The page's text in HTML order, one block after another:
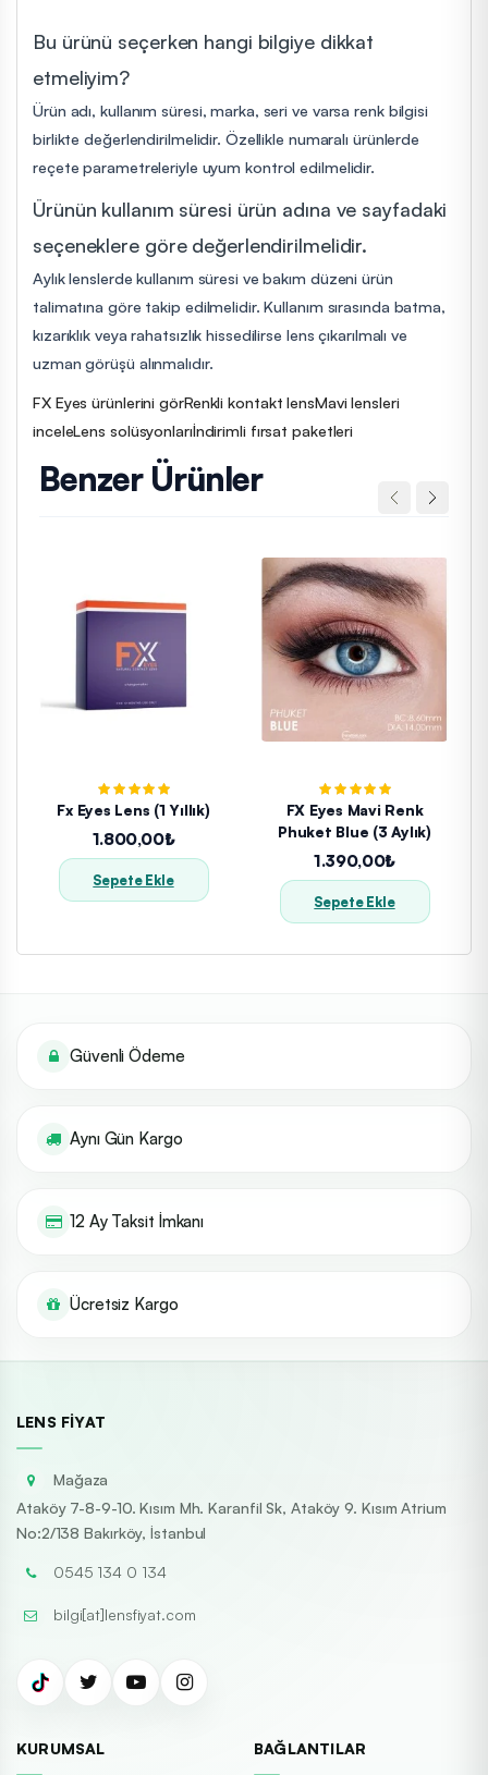
Bu ürünü seçerken hangi bilgiye dikkat
etmeliyim?
Ürün adı, kullanım süresi, marka, seri ve varsa renk bilgisi
birlikte değerlendirilmelidir. Özellikle numaralı ürünlerde
reçete parametreleriyle uyum kontrol edilmelidir.
Ürünün kullanım süresi ürün adına ve sayfadaki
seçeneklere göre değerlendirilmelidir.
Aylık lenslerde kullanım süresi ve bakım düzeni ürün
talimatına göre takip edilmelidir. Kullanım sırasında batma,
kızarıklık veya rahatsızlık hissedilirse lens çıkarılmalı ve
uzman görüşü alınmalıdır.
FX Eyes ürünlerini görRenkli kontakt lensMavi lensleri
inceleLens solüsyonlarıİndirimli fırsat paketleri
Benzer Ürünler
Fx Eyes Lens (1 Yıllık)
1.800,00₺
Sepete Ekle
FX Eyes Mavi Renk
Phuket Blue (3 Aylık)
1.390,00₺
Sepete Ekle
Güvenli Ödeme
Aynı Gün Kargo
12 Ay Taksit İmkanı
Ücretsiz Kargo
LENS FIYAT
Mağaza
Ataköy 7-8-9-10. Kısım Mh. Karanfil Sk, Ataköy 9. Kısım Atrium
No:2/138 Bakırköy, İstanbul
0545 134 0 134
bilgi[at]lensfiyat.com
KURUMSAL BAĞLANTILAR